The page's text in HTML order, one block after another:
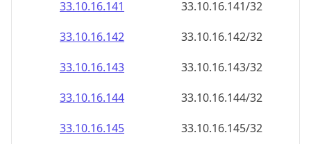
33.10.16.150
33.10.16.150/32
33.10.16.151
33.10.16.151/32
33.10.16.152
33.10.16.152/32
33.10.16.153
33.10.16.153/32
33.10.16.154
33.10.16.154/32